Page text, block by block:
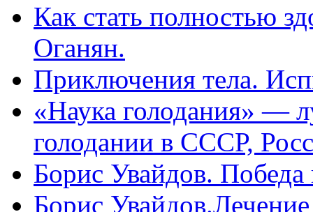
Как стать полностью
Оганян.
Приключения тела.
«Наука голодания» —
голодании в СССР,
Борис Увайдов.
Борис